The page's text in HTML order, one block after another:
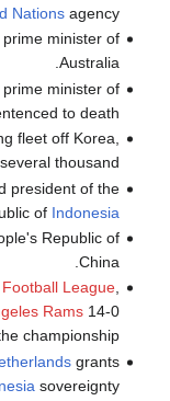
Nationsagency.
minister of
Australia.
minister of
to death.
fleet off Korea,
thousand.
president of the
of Indonesia
Republic of
China.
League,
Rams14-0
championship.
grants
sovereignty.